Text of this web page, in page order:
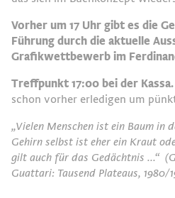
Vorher um 17 Uhr gibt es die
Führung durch die aktuelle
Grafikwettbewerb im
Treffpunkt 17:00 bei der
schon vorher erledigen um
„Vielen Menschen ist ein Baum in
Gehirn selbst ist eher ein Kraut
gilt auch für das Gedächtnis ...“
Guattari: Tausend Plateaus, 1980/